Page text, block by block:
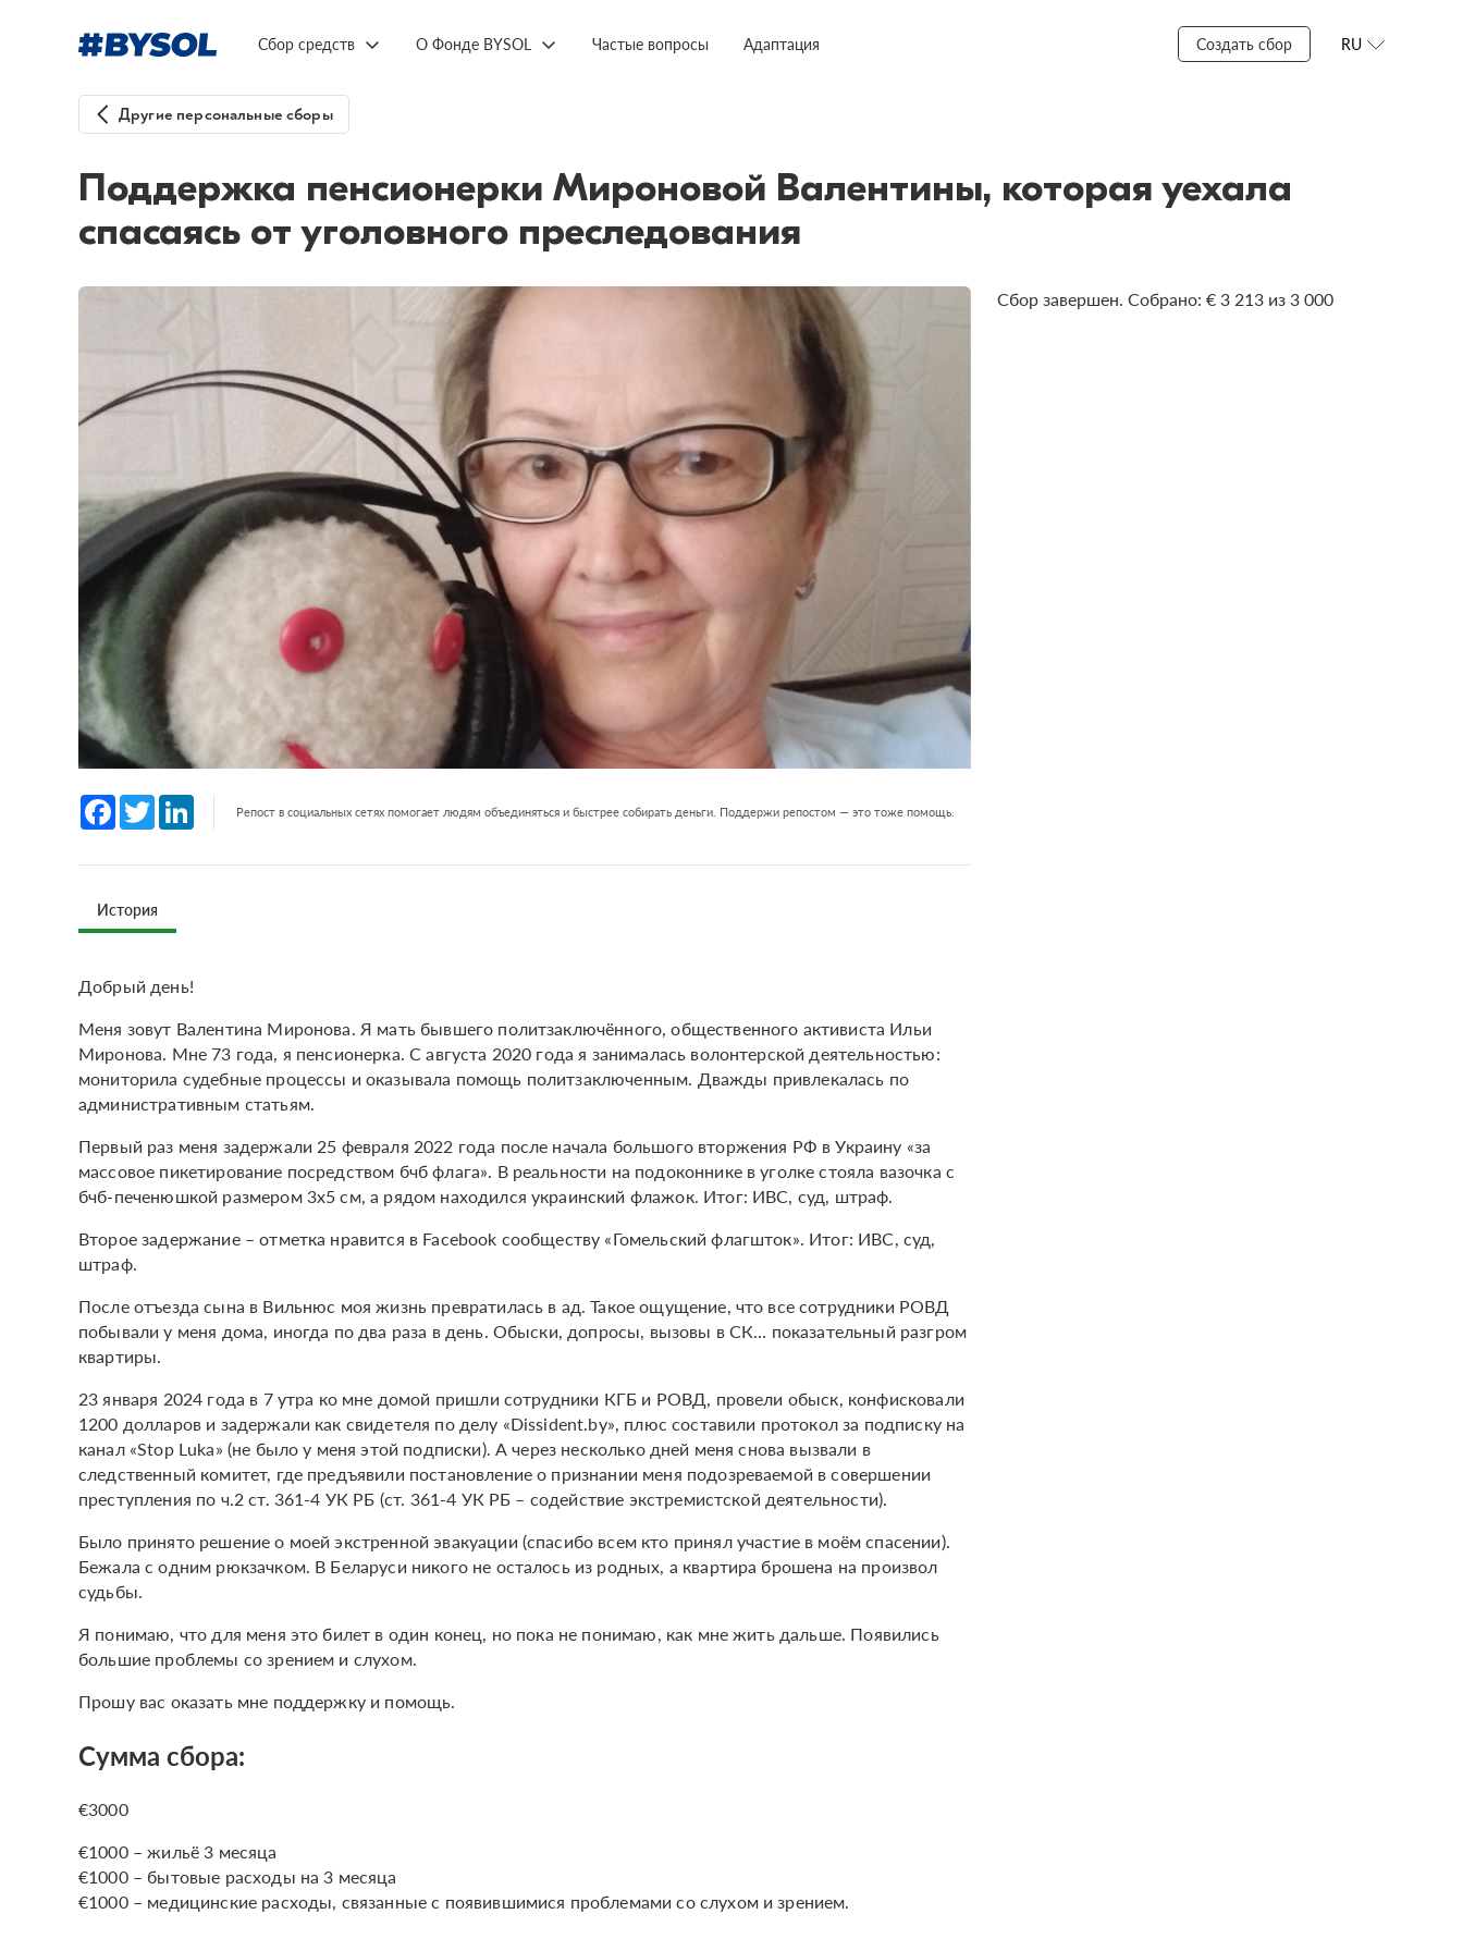
Сбор средств О Фонде BYSOL Частые вопросы Адаптация Создать сбор RU
Другие персональные сборы
Поддержка пенсионерки Мироновой Валентины, которая уехала
спасаясь от уголовного преследования
Facebook
Twitter LinkedInРепост в социальных сетях помогает людям объединяться и быстрее собирать деньги. Поддержи репостом — это тоже помощь.
История
Добрый день!
Меня зовут Валентина Миронова. Я мать бывшего политзаключённого, общественного активиста Ильи
Миронова. Мне 73 года, я пенсионерка. С августа 2020 года я занималась волонтерской деятельностью:
мониторила судебные процессы и оказывала помощь политзаключенным. Дважды привлекалась по
административным статьям.
Первый раз меня задержали 25 февраля 2022 года после начала большого вторжения РФ в Украину «за
массовое пикетирование посредством бчб флага». В реальности на подоконнике в уголке стояла вазочка с
бчб-печенюшкой размером 3x5 см, а рядом находился украинский флажок. Итог: ИВС, суд, штраф.
Второе задержание – отметка нравится в Facebook сообществу «Гомельский флагшток». Итог: ИВС, суд,
штраф.
После отъезда сына в Вильнюс моя жизнь превратилась в ад. Такое ощущение, что все сотрудники РОВД
побывали у меня дома, иногда по два раза в день. Обыски, допросы, вызовы в СК… показательный разгром
квартиры.
23 января 2024 года в 7 утра ко мне домой пришли сотрудники КГБ и РОВД, провели обыск, конфисковали
1200 долларов и задержали как свидетеля по делу «Dissident.by», плюс составили протокол за подписку на
канал «Stop Luka» (не было у меня этой подписки). А через несколько дней меня снова вызвали в
следственный комитет, где предъявили постановление о признании меня подозреваемой в совершении
преступления по ч.2 ст. 361-4 УК РБ (ст. 361-4 УК РБ – содействие экстремистской деятельности).
Было принято решение о моей экстренной эвакуации (спасибо всем кто принял участие в моём спасении).
Бежала с одним рюкзачком. В Беларуси никого не осталось из родных, а квартира брошена на произвол
судьбы.
Я понимаю, что для меня это билет в один конец, но пока не понимаю, как мне жить дальше. Появились
большие проблемы со зрением и слухом.
Прошу вас оказать мне поддержку и помощь.
Сумма сбора:
€3000
€1000 – жильё 3 месяца
€1000 – бытовые расходы на 3 месяца
€1000 – медицинские расходы, связанные с появившимися проблемами со слухом и зрением.
Сбор завершен. Собрано: € 3 213 из 3 000